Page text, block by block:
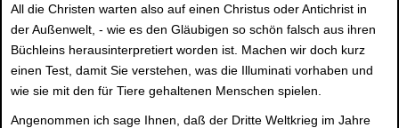
All die Christen warten also auf einen Christus oder Antichrist in
der Außenwelt, - wie es den Gläubigen so schön falsch aus ihren
Büchleins herausinterpretiert worden ist. Machen wir doch kurz
einen Test, damit Sie verstehen, was die Illuminati vorhaben und
wie sie mit den für Tiere gehaltenen Menschen spielen.
Angenommen ich sage Ihnen, daß der Dritte Weltkrieg im Jahre